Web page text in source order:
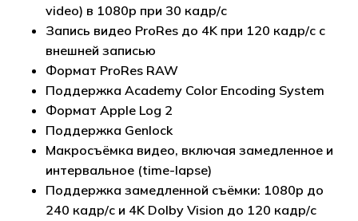
video) в 1080p при 30 кадр/с
Запись видео ProRes до 4K при 120 кадр/с с
внешней записью
Формат ProRes RAW
Поддержка Academy Color Encoding System
Формат Apple Log 2
Поддержка Genlock
Макросъёмка видео, включая замедленное и
интервальное (time-lapse)
Поддержка замедленной съёмки: 1080p до
240 кадр/с и 4K Dolby Vision до 120 кадр/с